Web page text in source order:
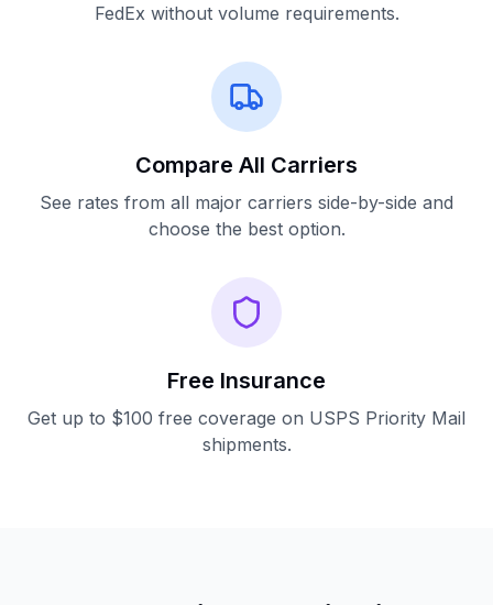
FedEx without volume requirements.
Compare All Carriers
See rates from all major carriers side-by-side and
choose the best option.
Free Insurance
Get up to $100 free coverage on USPS Priority Mail
shipments.